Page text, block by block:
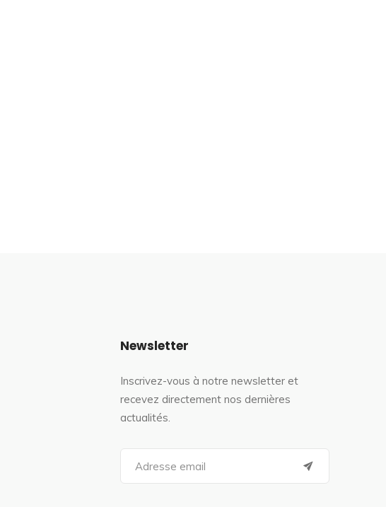
Newsletter
Inscrivez-vous à notre newsletter et
recevez directement nos dernières
actualités.
a